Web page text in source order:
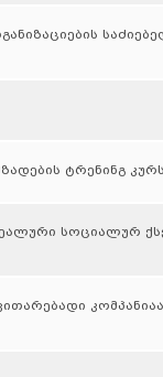
ტრენინგ
სოციალურ